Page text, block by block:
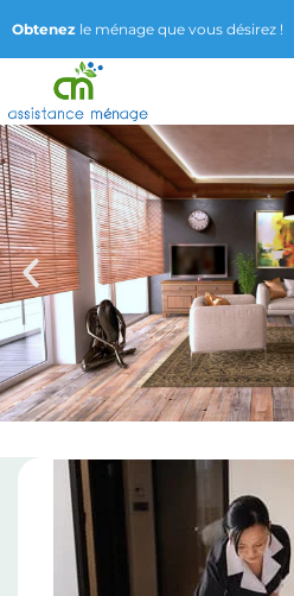
Obtenez le ménage que vous désirez !
CONFORT
Contactez-nous